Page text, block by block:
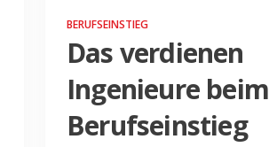
BERUFSEINSTIEG
Das verdienen
Ingenieure beim
Berufseinstieg